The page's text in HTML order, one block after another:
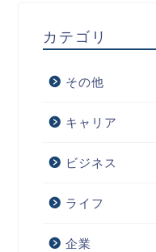
カテゴリ
その他
キャリア
ビジネス
ライフ
企業